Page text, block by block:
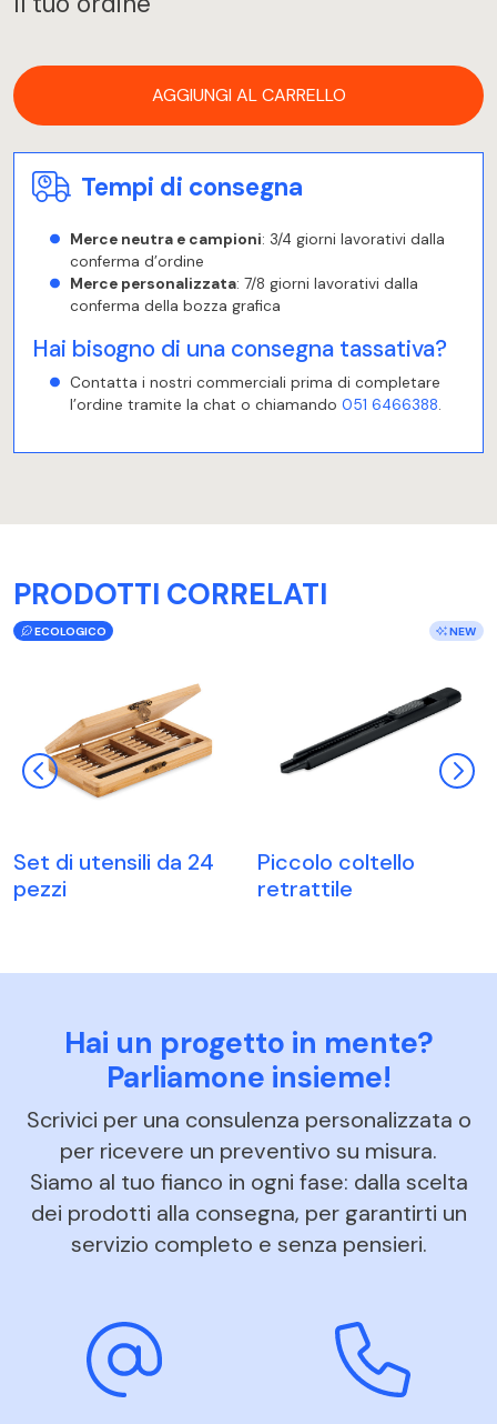
AGGIUNGI AL CARRELLO
Tempi di consegna
Merce neutra e campioni: 3/4 giorni lavorativi dalla
conferma d’ordine
Merce personalizzata: 7/8 giorni lavorativi dalla
conferma della bozza grafica
Hai bisogno di una consegna tassativa?
Contatta i nostri commerciali prima di completare
l’ordine tramite la chat o chiamando 051 6466388.
PRODOTTI CORRELATI
ECOLOGICO
Set di utensili da 24
pezzi
NEW
Piccolo coltello
retrattile
Hai un progetto in mente?
Parliamone insieme!
Scrivici per una consulenza personalizzata o
per ricevere un preventivo su misura.
Siamo al tuo fianco in ogni fase: dalla scelta
dei prodotti alla consegna, per garantirti un
servizio completo e senza pensieri.